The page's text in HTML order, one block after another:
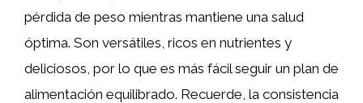
pérdida de peso mientras mantiene una salud
óptima. Son versátiles, ricos en nutrientes y
deliciosos, por lo que es más fácil seguir un plan de
alimentación equilibrado. Recuerde, la consistencia